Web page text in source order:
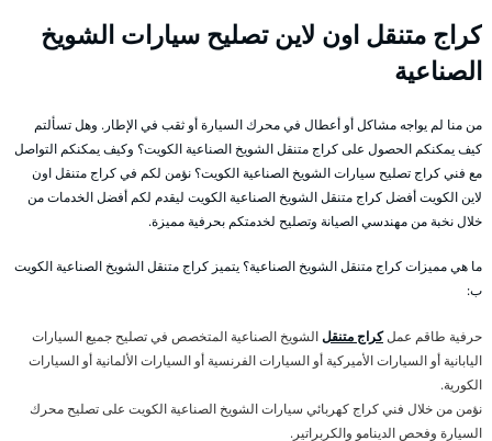
كراج متنقل اون لاين تصليح سيارات الشويخ
الصناعية
من منا لم يواجه مشاكل أو أعطال في محرك السيارة أو ثقب في الإطار. وهل تسألتم
كيف يمكنكم الحصول على كراج متنقل الشويخ الصناعية الكويت؟ وكيف يمكنكم التواصل
مع فني كراج تصليح سيارات الشويخ الصناعية الكويت؟ نؤمن لكم في كراج متنقل اون
لاين الكويت أفضل كراج متنقل الشويخ الصناعية الكويت ليقدم لكم أفضل الخدمات من
خلال نخبة من مهندسي الصيانة وتصليح لخدمتكم بحرفية مميزة.
ما هي مميزات كراج متنقل الشويخ الصناعية؟ يتميز كراج متنقل الشويخ الصناعية الكويت
ب:
حرفية طاقم عملكراج متنقلالشويخ الصناعية المتخصص في تصليح جميع السيارات
اليابانية أو السيارات الأميركية أو السيارات الفرنسية أو السيارات الألمانية أو السيارات
الكورية.
نؤمن من خلال فني كراج كهربائي سيارات الشويخ الصناعية الكويت على تصليح محرك
السيارة وفحص الدينامو والكربراتير.